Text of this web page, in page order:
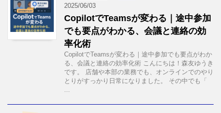
2025/06/03
CopilotでTeamsが変わる｜途中参加
でも要点がわかる、会議と連絡の効
率化術
CopilotでTeamsが変わる｜途中参加でも要点がわか
る、会議と連絡の効率化術 こんにちは！森友ゆうき
です。 店舗や本部の業務でも、オンラインでのやり
とりがすっかり日常になりました。 その中でも「
...